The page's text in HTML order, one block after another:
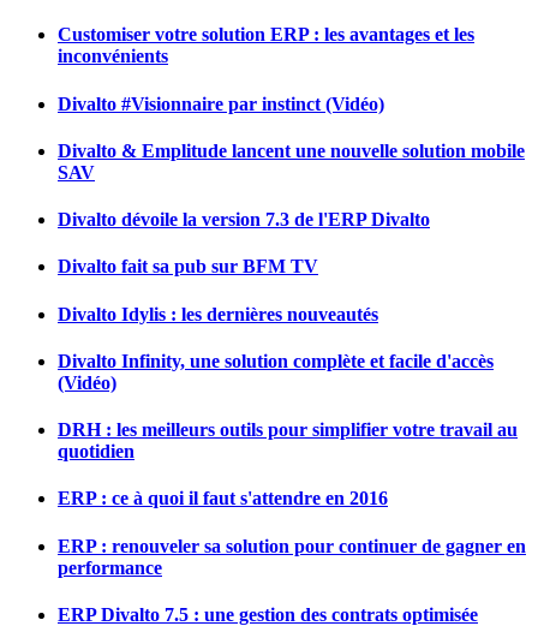
Customiser votre solution ERP : les avantages et les
inconvénients
Divalto #Visionnaire par instinct (Vidéo)
Divalto & Emplitude lancent une nouvelle solution mobile
SAV
Divalto dévoile la version 7.3 de l'ERP Divalto
Divalto fait sa pub sur BFM TV
Divalto Idylis : les dernières nouveautés
Divalto Infinity, une solution complète et facile d'accès
(Vidéo)
DRH : les meilleurs outils pour simplifier votre travail au
quotidien
ERP : ce à quoi il faut s'attendre en 2016
ERP : renouveler sa solution pour continuer de gagner en
performance
ERP Divalto 7.5 : une gestion des contrats optimisée